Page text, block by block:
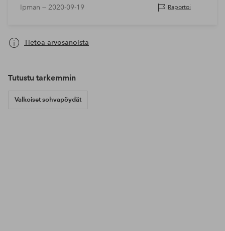
Ikea paljon halvemmalla…
Ipman — 2020-09-19 Raportoi
Tietoa arvosanoista
Tutustu tarkemmin
Valkoiset sohvapöydät